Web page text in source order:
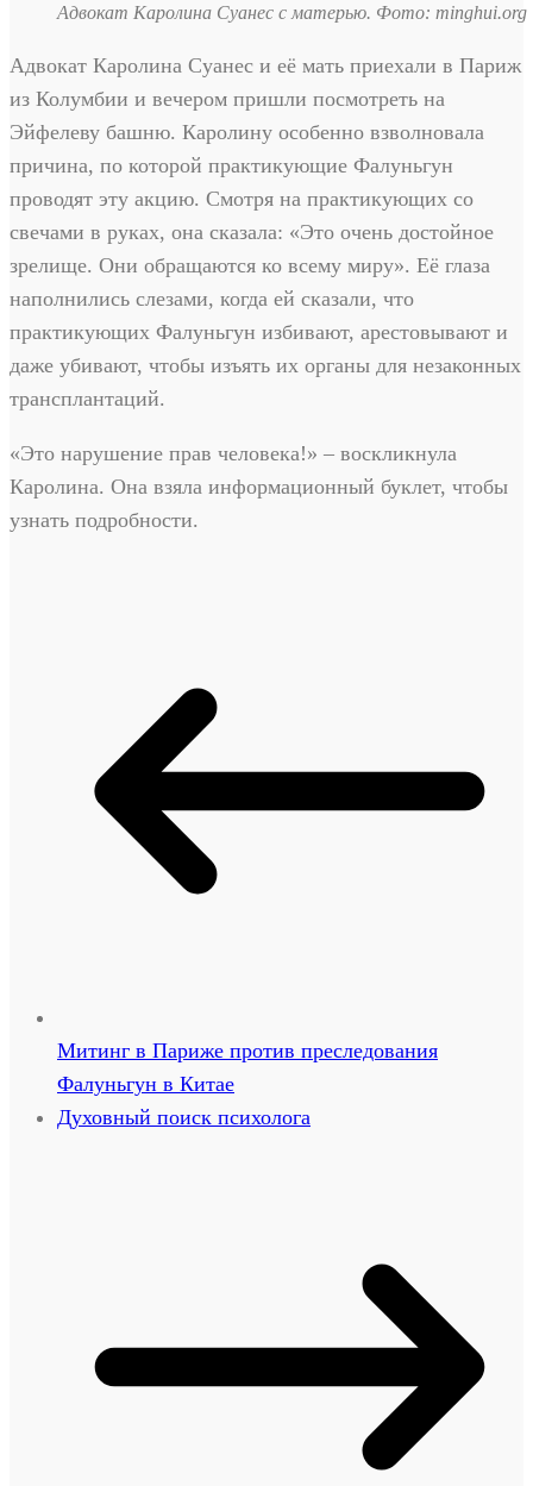
Адвокат Каролина Суанес с матерью. Фото: minghui.org
Адвокат Каролина Суанес и её мать приехали в Париж
из Колумбии и вечером пришли посмотреть на
Эйфелеву башню. Каролину особенно взволновала
причина, по которой практикующие Фалуньгун
проводят эту акцию. Смотря на практикующих со
свечами в руках, она сказала: «Это очень достойное
зрелище. Они обращаются ко всему миру». Её глаза
наполнились слезами, когда ей сказали, что
практикующих Фалуньгун избивают, арестовывают и
даже убивают, чтобы изъять их органы для незаконных
трансплантаций.
«Это нарушение прав человека!» – воскликнула
Каролина. Она взяла информационный буклет, чтобы
узнать подробности.
Митинг в Париже против преследования
Фалуньгун в Китае
Духовный поиск психолога